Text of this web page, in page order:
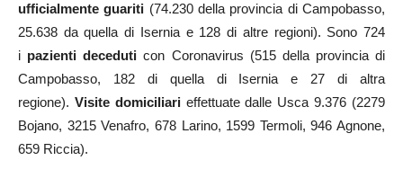
ufficialmente guariti (74.230 della provincia di Campobasso,
25.638 da quella di Isernia e 128 di altre regioni). Sono 724
i pazienti deceduti con Coronavirus (515 della provincia di
Campobasso, 182 di quella di Isernia e 27 di altra
regione). Visite domiciliarieffettuate dalle Usca 9.376 (2279
Bojano, 3215 Venafro, 678 Larino, 1599 Termoli, 946 Agnone,
659 Riccia).